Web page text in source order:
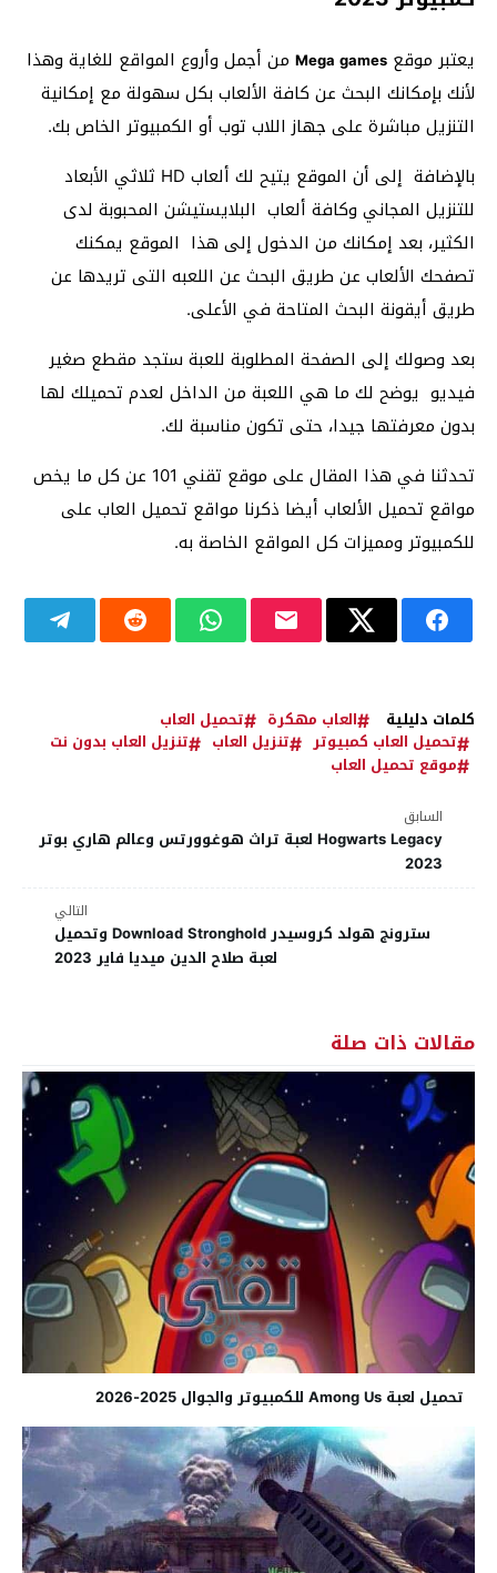
يعتبر موقع Mega games من أجمل وأروع المواقع للغاية وهذا
لأنك بإمكانك البحث عن كافة الألعاب بكل سهولة مع إمكانية
التنزيل مباشرة على جهاز اللاب توب أو الكمبيوتر الخاص بك.
بالإضافة إلى أن الموقع يتيح لك ألعاب HD ثلاثي الأبعاد
للتنزيل المجاني وكافة ألعاب البلايستيشن المحبوبة لدى
الكثير، بعد إمكانك من الدخول إلى هذا الموقع يمكنك
تصفحك الألعاب عن طريق البحث عن اللعبه التى تريدها عن
طريق أيقونة البحث المتاحة في الأعلى.
بعد وصولك إلى الصفحة المطلوبة للعبة ستجد مقطع صغير
فيديو يوضح لك ما هي اللعبة من الداخل لعدم تحميلك لها
بدون معرفتها جيدا، حتى تكون مناسبة لك.
تحدثنا في هذا المقال على موقع تقني 101 عن كل ما يخص
مواقع تحميل الألعاب أيضا ذكرنا مواقع تحميل العاب على
للكمبيوتر ومميزات كل المواقع الخاصة به.
كلمات دليلية العاب مهكرة
تحميل العاب
تحميل العاب كمبيوتر
تنزيل العاب
تنزيل العاب بدون نت
موقع تحميل العاب
السابق
Hogwarts Legacy لعبة تراث هوغوورتس وعالم هاري بوتر
2023
التالي
سترونج هولد كروسيدر Download Stronghold وتحميل
لعبة صلاح الدين ميديا فاير 2023
مقالات ذات صلة
تحميل لعبة Among Us للكمبيوتر والجوال 2025-2026